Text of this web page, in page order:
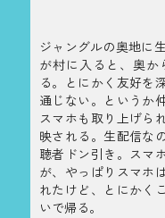
ジャングルの奥地に
が村に入ると、奥
る。とにかく友好を
通じない。というか
スマホも取り上げら
映される。生配信な
聴者ドン引き。スマ
が、やっぱりスマホ
れたけど、とにかく
いで帰る。